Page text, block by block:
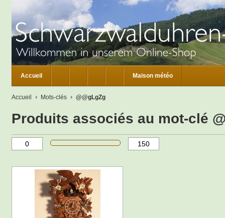
Accueil Maison météo
Accueil Mots-clés @@gLgZg
Produits associés au mot-clé